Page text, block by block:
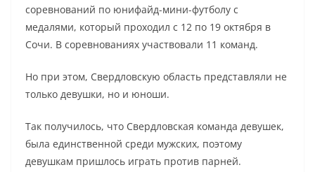
соревнований по юнифайд-мини-футболу с
медалями, который проходил с 12 по 19 октября в
Сочи. В соревнованиях участвовали 11 команд.
Но при этом, Свердловскую область представляли не
только девушки, но и юноши.
Так получилось, что Свердловская команда девушек,
была единственной среди мужских, поэтому
девушкам пришлось играть против парней.